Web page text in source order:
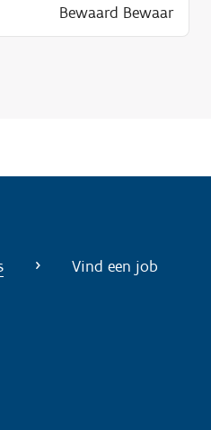
i
g
Bewaard Bewaar
Vind een job